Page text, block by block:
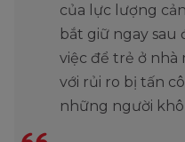
của lực lượng
bắt giữ ngay sau
việc để trẻ ở
với rủi ro bị tấn
những người